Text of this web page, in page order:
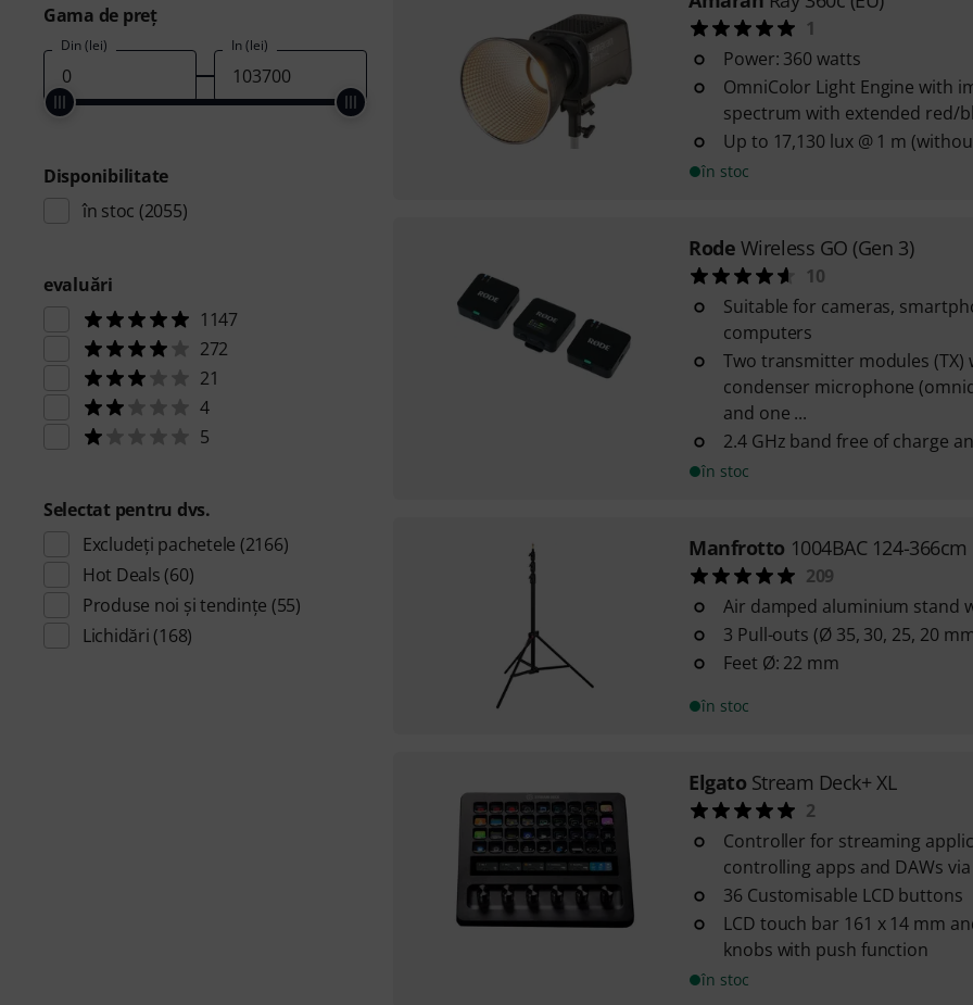
Gama de preţ
Din (lei) În (lei)
Disponibilitate
în stoc (2055)
evaluări
1147
272
21
4
5
Selectat pentru dvs.
Excludeți pachetele (2166)
Hot Deals (60)
Produse noi și tendințe (55)
Lichidări (168)
1
Power: 360 watts
OmniColor Light Engine with
spectrum with extended red/
Up to 17,130 lux @ 1 m
în stoc
Rode Wireless GO (Gen 3)
10
Suitable for cameras,
computers
Two transmitter modules
condenser microphone
and one ...
2.4 GHz band free of charge
în stoc
Manfrotto 1004BAC 124-366cm
209
Air damped aluminium stand
3 Pull-outs (Ø 35, 30, 25, 20
Feet Ø: 22 mm
în stoc
Elgato Stream Deck+ XL
2
Controller for streaming
controlling apps and DAWs
36 Customisable LCD buttons
LCD touch bar 161 x 14 mm
knobs with push function
în stoc